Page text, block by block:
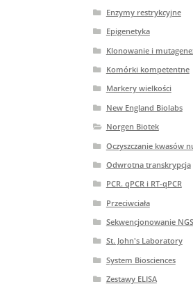
Enzymy restrykcyjne
Epigenetyka
Klonowanie i
Komórki kompetentne
Markery wielkości
New England Biolabs
Norgen Biotek
Oczyszczanie kwasów
Odwrotna transkrypcja
PCR. qPCR i RT-qPCR
Przeciwciała
Sekwencjonowanie NGS
St. John's Laboratory
System Biosciences
Zestawy ELISA